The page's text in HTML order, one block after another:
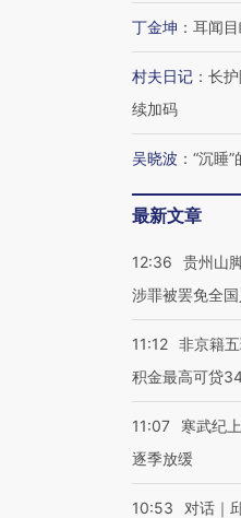
丁金坤 ： 耳闻
村夫日记 ： 长
续加码
吴晓波 ： “沉睡
最新文章
12:36
贵州山
涉罪被罢免全
11:12 非京籍
积金最高可贷
11:07
寒武纪
逐季放缓
10:53
对话｜